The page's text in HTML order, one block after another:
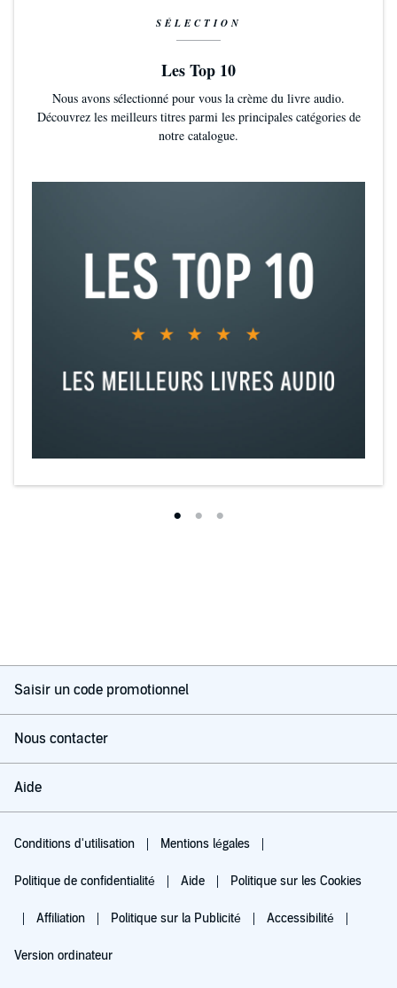
SÉLECTION
Les Top 10
Nous avons sélectionné pour vous la crème du livre audio.
Découvrez les meilleurs titres parmi les principales catégories de
notre catalogue.
Saisir un code promotionnel
Nous contacter
Aide
Conditions d'utilisation Mentions légales
Politique de confidentialité Aide Politique sur les Cookies
Affiliation Politique sur la Publicité Accessibilité
Version ordinateur